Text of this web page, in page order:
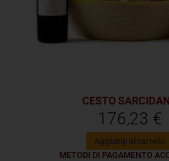
CESTO
176,23 €
Aggiungi al carrello
METODI DI PAGAMENTO